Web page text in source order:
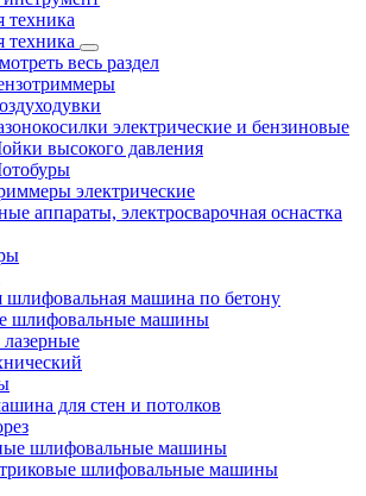
техника
техника
весь раздел
электрические и бензиновые
высокого давления
электрические
аппараты, электросварочная оснастка
шлифовальная машина по бетону
шлифовальные машины
для стен и потолков
шлифовальные машины
шлифовальные машины